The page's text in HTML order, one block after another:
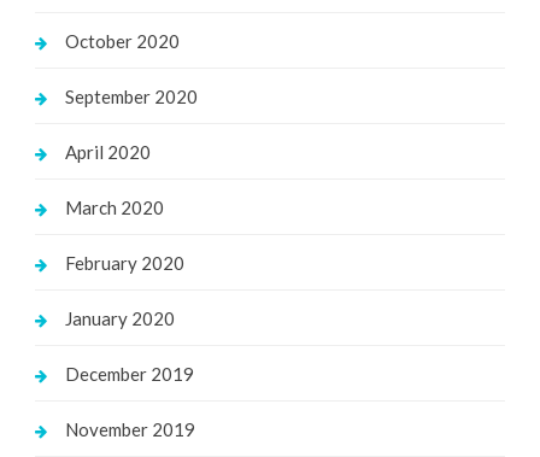
October 2020
September 2020
April 2020
March 2020
February 2020
January 2020
December 2019
November 2019